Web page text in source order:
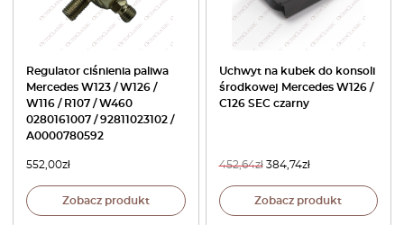
Regulator ciśnienia paliwa
Mercedes W123 / W126 /
W116 / R107 / W460
0280161007 / 92811023102 /
A0000780592
552,00zł
Zobacz produkt
Uchwyt na kubek do konsoli
środkowej Mercedes W126 /
C126 SEC czarny
452,64zł 384,74zł
Zobacz produkt